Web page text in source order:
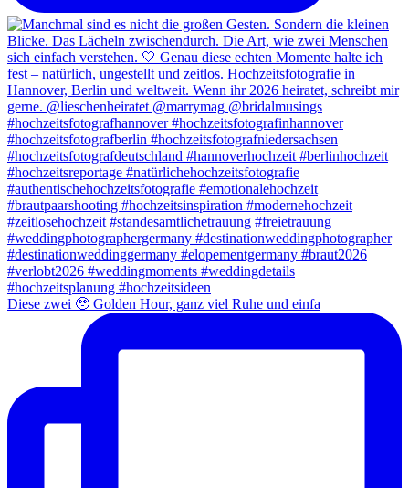
Diese zwei 🥹 Golden Hour, ganz viel Ruhe und einfa